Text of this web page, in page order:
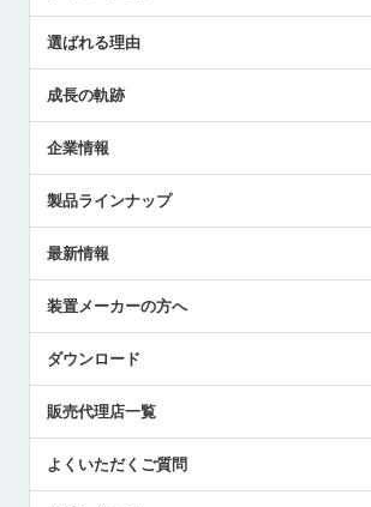
解決策提案
選ばれる理由
成長の軌跡
企業情報
ごあいさつ
受賞履歴
採用情報
国/地域/言語
製品ラインナップ
ツールセッタ製品
エアマイクロセンサ製品
最新情報
メトロールの技術
社員ブログ
中小企業のBCP地震対策
センサのテクニカルガイド
社長ブログ
装置メーカーの方へ
ダウンロード
販売代理店一覧
よくいただくご質問